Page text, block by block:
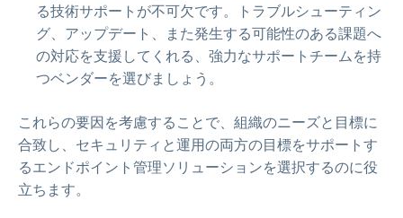
る技術サポートが不可欠です。トラブルシューティン
グ、アップデート、また発生する可能性のある課題へ
の対応を支援してくれる、強力なサポートチームを持
つベンダーを選びましょう。
これらの要因を考慮することで、組織のニーズと目標に
合致し、セキュリティと運用の両方の目標をサポートす
るエンドポイント管理ソリューションを選択するのに役
立ちます。